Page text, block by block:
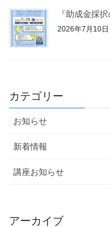
『助成金採
2026年7月10日
カテゴリー
お知らせ
新着情報
講座お知らせ
アーカイブ